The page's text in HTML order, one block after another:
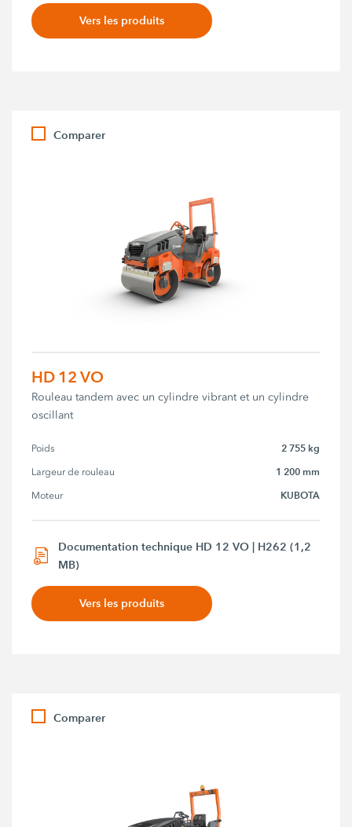
Vers les produits
Comparer
HD 12 VO
Rouleau tandem avec un cylindre vibrant et un cylindre
oscillant
Poids 2 755 kg
Largeur de rouleau 1 200 mm
Moteur KUBOTA
Documentation technique HD 12 VO | H262 (1,2
MB)
Vers les produits
Comparer